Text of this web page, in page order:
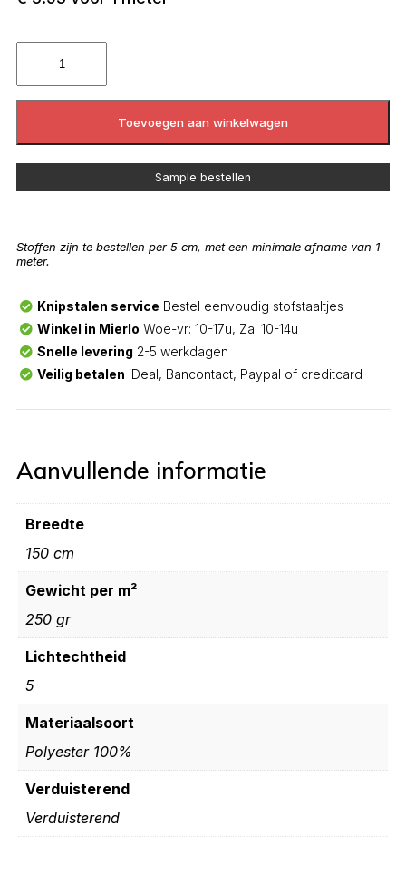
Toevoegen aan winkelwagen
Sample bestellen
Stoffen zijn te bestellen per 5 cm, met een minimale afname van 1
meter.
Knipstalen service Bestel eenvoudig stofstaaltjes
Winkel in Mierlo Woe-vr: 10-17u, Za: 10-14u
Snelle levering 2-5 werkdagen
Veilig betalen iDeal, Bancontact, Paypal of creditcard
Aanvullende informatie
Breedte
150 cm
Gewicht per m²
250 gr
Lichtechtheid
5
Materiaalsoort
Polyester 100%
Verduisterend
Verduisterend